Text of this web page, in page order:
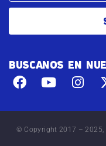
BUSCANOS EN
© Copyright 2017 – 2025,